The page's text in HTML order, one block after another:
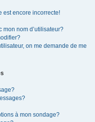
est encore incorrecte!
mon nom d’utilisateur?
on me demande de me
à mon sondage?